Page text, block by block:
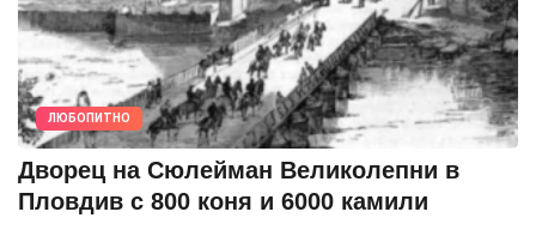
ЛЮБОПИТНО
Дворец на Сюлейман Великолепни в
Пловдив с 800 коня и 6000 камили